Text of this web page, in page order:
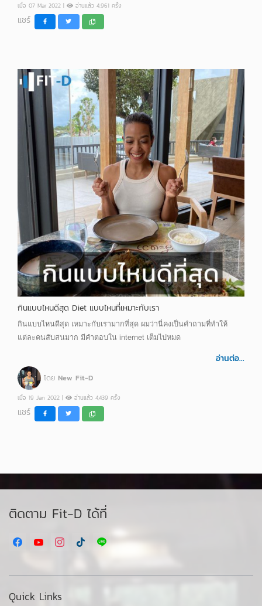
เมื่อ 07 Mar 2022 | อ่านแล้ว 4,961 ครั้ง
แชร์
กินแบบไหนดีสุด Diet แบบไหนที่เหมาะกับเรา
กินแบบไหนดีสุด เหมาะกับเรามากที่สุด ผมว่านี่คงเป็นคำถามที่ทำให้
แต่ละคนสับสนมาก มีคำตอบใน internet เต็มไปหมด
อ่านต่อ...
โดย New Fit-D
เมื่อ 19 Jan 2022 | อ่านแล้ว 4,439 ครั้ง
แชร์
ติดตาม Fit-D ได้ที่
Quick Links